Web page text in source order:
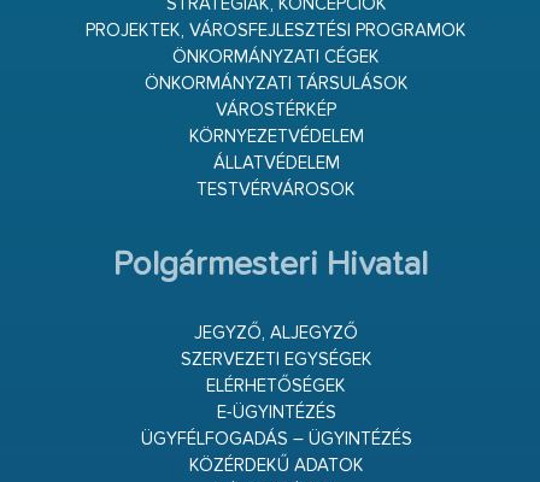
STRATÉGIÁK, KONCEPCIÓK
PROJEKTEK, VÁROSFEJLESZTÉSI PROGRAMOK
ÖNKORMÁNYZATI CÉGEK
ÖNKORMÁNYZATI TÁRSULÁSOK
VÁROSTÉRKÉP
KÖRNYEZETVÉDELEM
ÁLLATVÉDELEM
TESTVÉRVÁROSOK
Polgármesteri Hivatal
JEGYZŐ, ALJEGYZŐ
SZERVEZETI EGYSÉGEK
ELÉRHETŐSÉGEK
E-ÜGYINTÉZÉS
ÜGYFÉLFOGADÁS – ÜGYINTÉZÉS
KÖZÉRDEKŰ ADATOK